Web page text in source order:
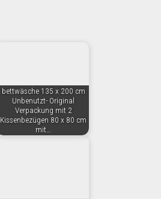
bettwäsche 135 x 200 cm
Unbenutzt- Original
Verpackung mit 2
Kissenbezügen 80 x 80 cm
mit…